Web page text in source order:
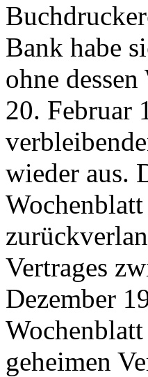
Bank habe
ohne
20. Februar
wieder aus.
Vertrages
Dezember
geheimen